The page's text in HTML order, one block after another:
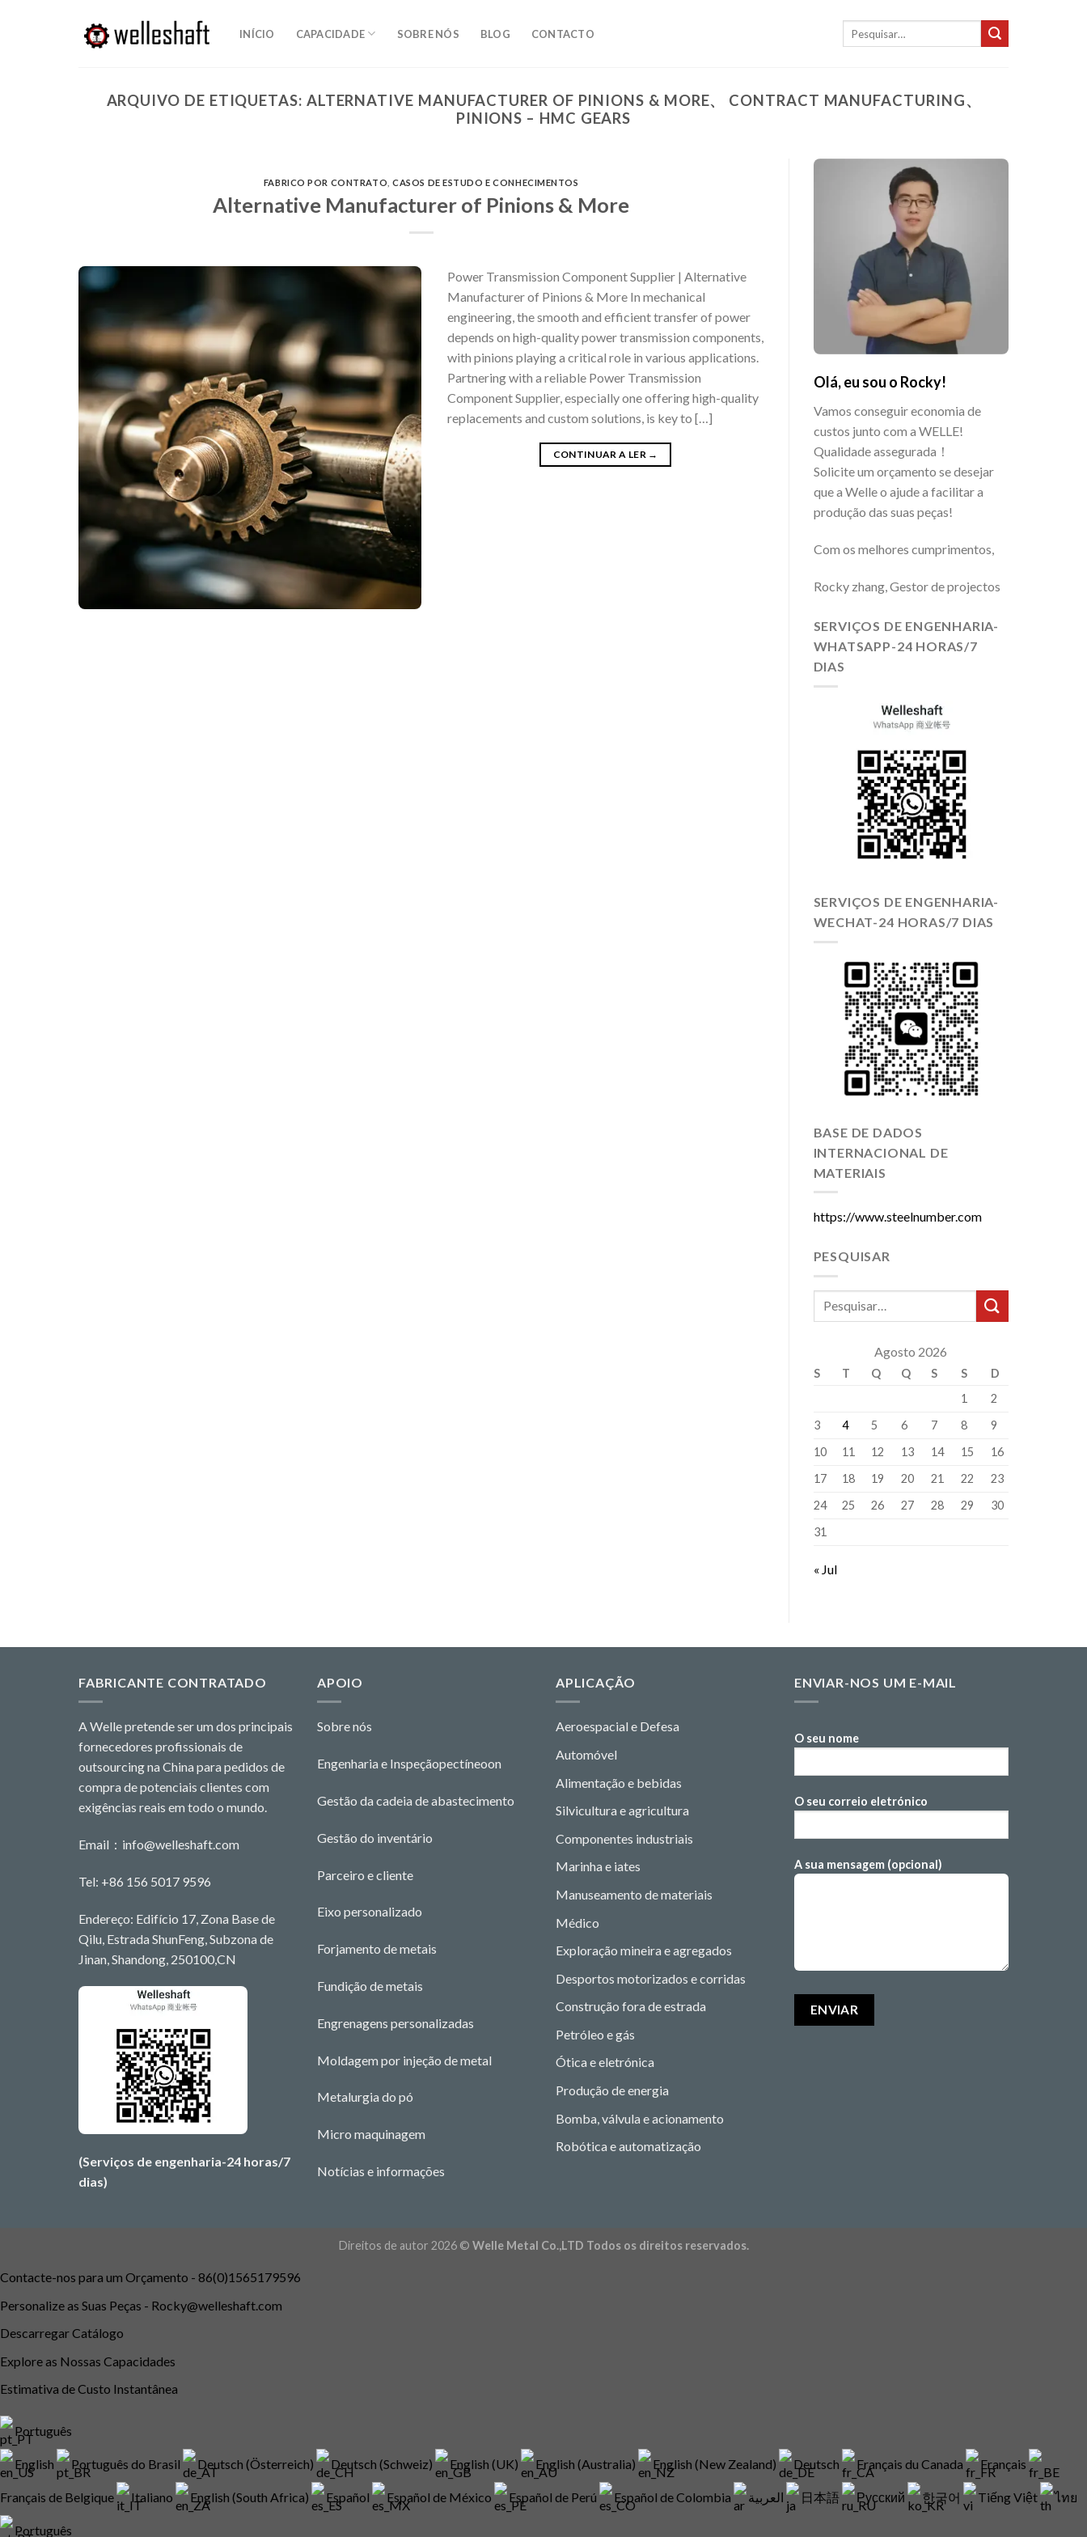
INÍCIO CAPACIDADE SOBRE NÓS BLOG CONTACTO
ARQUIVO DE ETIQUETAS: ALTERNATIVE MANUFACTURER OF PINIONS & MORE、 CONTRACT MANUFACTURING、
PINIONS – HMC GEARS
FABRICO POR CONTRATO ,CASOS DE ESTUDO E CONHECIMENTOS
Alternative Manufacturer of Pinions & More
Power Transmission Component Supplier | Alternative
Manufacturer of Pinions & More In mechanical
engineering, the smooth and efficient transfer of power
depends on high-quality power transmission components,
with pinions playing a critical role in various applications.
Partnering with a reliable Power Transmission
Component Supplier, especially one offering high-quality
replacements and custom solutions, is key to […]
CONTINUAR A LER →
Olá, eu sou o Rocky!
Vamos conseguir economia de
custos junto com a WELLE!
Qualidade assegurada！
Solicite um orçamento se desejar
que a Welle o ajude a facilitar a
produção das suas peças!
Com os melhores cumprimentos,
Rocky zhang, Gestor de projectos
SERVIÇOS DE ENGENHARIA-
WHATSAPP-24 HORAS/7
DIAS
SERVIÇOS DE ENGENHARIA-
WECHAT-24 HORAS/7 DIAS
BASE DE DADOS
INTERNACIONAL DE
MATERIAIS
https://www.steelnumber.com
PESQUISAR
Agosto 2026
S T Q Q S S
D
1
2
3
4 5 6 7 8
9
10
11 12 13 14 15
16
17
18 19 20 21 22
23
24
25 26 27 28 29
30
31
« Jul
FABRICANTE CONTRATADO
A Welle pretende ser um dos principais
fornecedores profissionais de
outsourcing na China para pedidos de
compra de potenciais clientes com
exigências reais em todo o mundo.
Email： info@welleshaft.com
Tel: +86 156 5017 9596
Endereço: Edifício 17, Zona Base de
Qilu, Estrada ShunFeng, Subzona de
Jinan, Shandong, 250100,CN
(Serviços de engenharia-24 horas/7
dias)
APOIO
Sobre nós
Engenharia e Inspeçãopectíneoon
Gestão da cadeia de abastecimento
Gestão do inventário
Parceiro e cliente
Eixo personalizado
Forjamento de metais
Fundição de metais
Engrenagens personalizadas
Moldagem por injeção de metal
Metalurgia do pó
Micro maquinagem
Notícias e informações
APLICAÇÃO
Aeroespacial e Defesa
Automóvel
Alimentação e bebidas
Silvicultura e agricultura
Componentes industriais
Marinha e iates
Manuseamento de materiais
Médico
Exploração mineira e agregados
Desportos motorizados e corridas
Construção fora de estrada
Petróleo e gás
Ótica e eletrónica
Produção de energia
Bomba, válvula e acionamento
Robótica e automatização
ENVIAR-NOS UM E-MAIL
O seu nome
O seu correio eletrónico
A sua mensagem (opcional)
Direitos de autor 2026 © Welle Metal Co.,LTD Todos os direitos reservados.
Contacte-nos para um Orçamento - 86(0)1565179596
Personalize as Suas Peças - Rocky@welleshaft.com
Descarregar Catálogo
Explore as Nossas Capacidades
Estimativa de Custo Instantânea
Português
English Português do Brasil Deutsch (Österreich) Deutsch (Schweiz) English (UK) English (Australia) English (New Zealand) Deutsch Français du Canada Français
Français de Belgique Italiano English (South Africa) Español Español de México Español de Perú Español de Colombia 日本語 Русский 한국어 Tiếng Việt ไทย
Português